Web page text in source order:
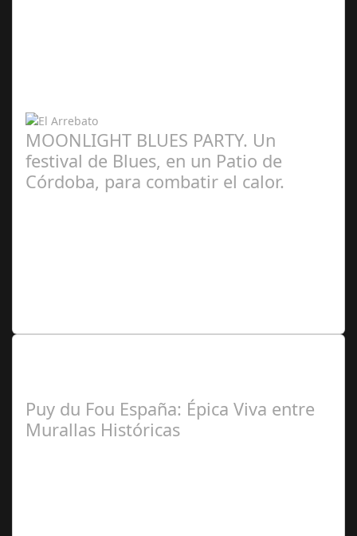
MOONLIGHT BLUES PARTY. Un
festival de Blues, en un Patio de
Córdoba, para combatir el calor.
Puy du Fou España: Épica Viva entre
Murallas Históricas